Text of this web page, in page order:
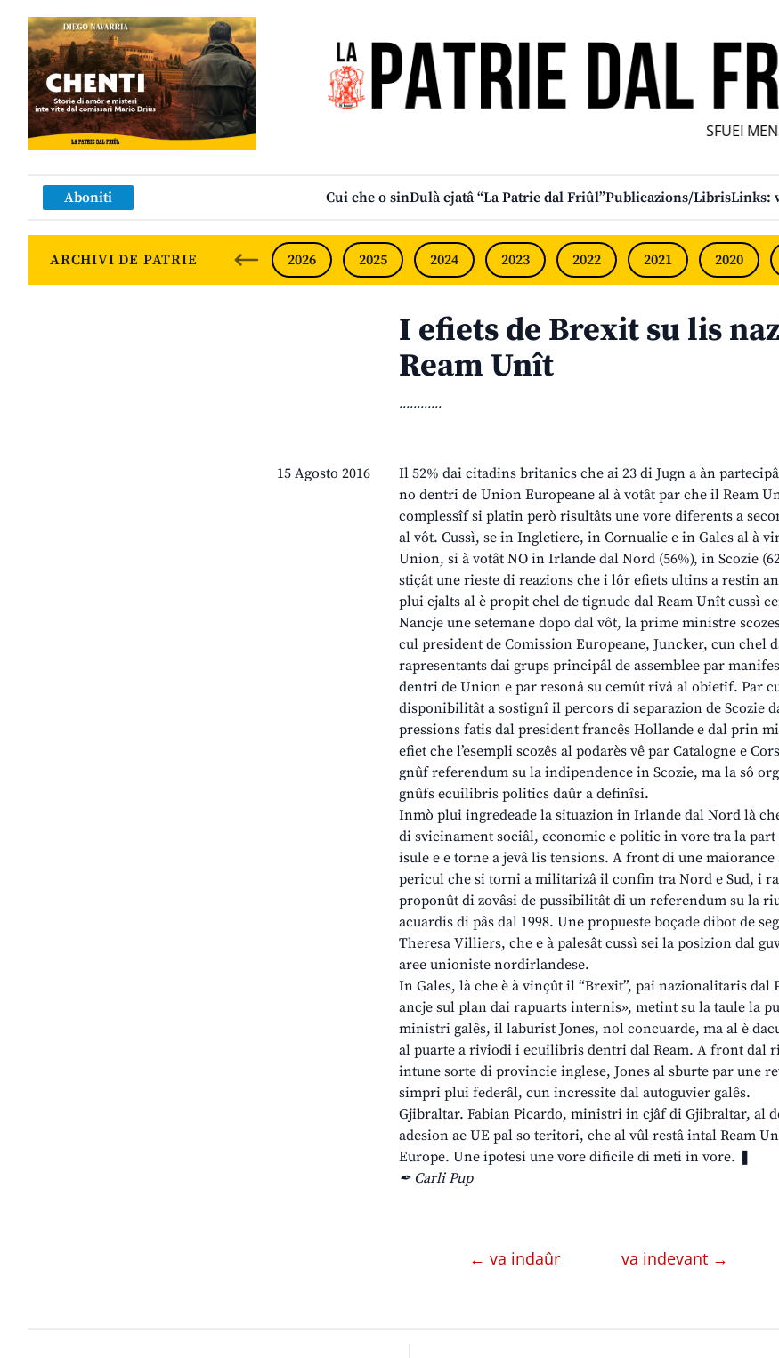
SFUEI
Aboniti Cui che o sinDulà cjatâ “La Patrie dal Friûl”Publicazions/LibrisLinks:
ARCHIVI DE PATRIE 2026 2025 2024 2023 2022 2021 2020
I efiets de Brexit su lis
Ream Unît
............
15 Agosto 2016
Il 52% dai citadins britanics che ai 23 di Jugn a àn
no dentri de Union Europeane al à votât par che il Ream
complessîf si platin però risultâts une vore diferents a
al vôt. Cussì, se in Ingletiere, in Cornualie e in Gales al à
Union, si à votât NO in Irlande dal Nord (56%), in Scozie
stiçât une rieste di reazions che i lôr efiets ultins a restin
plui cjalts al è propit chel de tignude dal Ream Unît cussì
Nancje une setemane dopo dal vôt, la prime ministre
cul president de Comission Europeane, Juncker, cun chel
rapresentants dai grups principâl de assemblee par
dentri de Union e par resonâ su cemût rivâ al obietîf. Par
disponibilitât a sostignî il percors di separazion de Scozie
pressions fatis dal president francês Hollande e dal prin
efiet che l’esempli scozês al podarès vê par Catalogne e
gnûf referendum su la indipendence in Scozie, ma la sô
gnûfs ecuilibris politics daûr a definîsi.
Inmò plui ingredeade la situazion in Irlande dal Nord là
di svicinament sociâl, economic e politic in vore tra la
isule e e torne a jevâ lis tensions. A front di une
pericul che si torni a militarizâ il confin tra Nord e Sud, i
proponût di zovâsi de pussibilitât di un referendum su la
acuardis di pâs dal 1998. Une propueste boçade dibot de
Theresa Villiers, che e à palesât cussì sei la posizion dal
aree unioniste nordirlandese.
In Gales, là che è à vinçût il “Brexit”, pai nazionalitaris dal
ancje sul plan dai rapuarts internis», metint su la taule la
ministri galês, il laburist Jones, nol concuarde, ma al è
al puarte a riviodi i ecuilibris dentri dal Ream. A front dal
intune sorte di provincie inglese, Jones al sburte par une
simpri plui federâl, cun incressite dal autoguvier galês.
Gjibraltar. Fabian Picardo, ministri in cjâf di Gjibraltar, al
adesion ae UE pal so teritori, che al vûl restâ intal Ream
Europe. Une ipotesi une vore dificile di meti in vore. ❚
✒ Carli Pup
← va indaûr va indevant →